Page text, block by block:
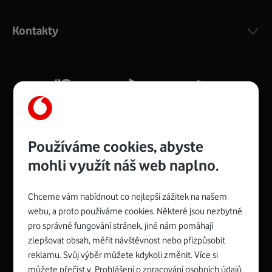
silný signál pro celou domácnost. Kompaktní rozměry 21
Více o COMPAL CH7465VF
Zyxel VMG8623-T50B:
Rozměry modemu jsou 16 x 22 x 7,5 cm (včetně stojánku)
a nabízí 4 gigabitové LAN porty a bezdrátové připojení Wi-
Spojte se s Vodafonem
Kontakty
Používáme cookies, abyste
mohli využít náš web naplno.
Chceme vám nabídnout co nejlepší zážitek na našem
webu, a proto používáme cookies. Některé jsou nezbytné
pro správné fungování stránek, jiné nám pomáhají
zlepšovat obsah, měřit návštěvnost nebo přizpůsobit
reklamu. Svůj výběr můžete kdykoli změnit. Více si
můžete přečíst v Prohlášení o zpracování osobních údajů